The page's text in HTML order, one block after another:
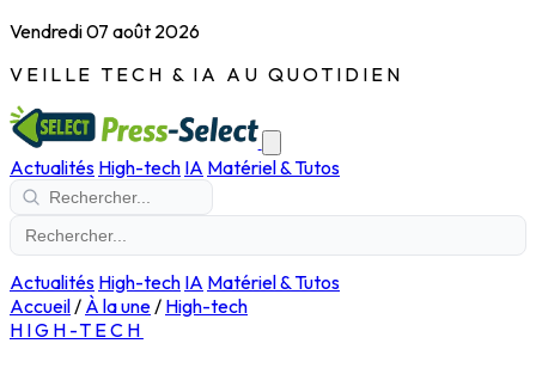
Vendredi 07 août 2026
VEILLE TECH & IA AU QUOTIDIEN
Actualités High-tech IA Matériel & Tutos
Actualités High-tech IA Matériel & Tutos
Accueil/ À la une/ High-tech
HIGH-TECH